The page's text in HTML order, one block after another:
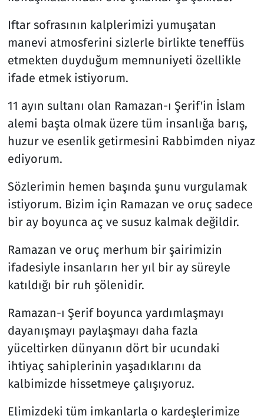
Iftar sofrasının kalplerimizi yumuşatan
manevi atmosferini sizlerle birlikte teneffüs
etmekten duyduğum memnuniyeti özellikle
ifade etmek istiyorum.
11 ayın sultanı olan Ramazan-ı Şerif'in İslam
alemi başta olmak üzere tüm insanlığa barış,
huzur ve esenlik getirmesini Rabbimden niyaz
ediyorum.
Sözlerimin hemen başında şunu vurgulamak
istiyorum. Bizim için Ramazan ve oruç sadece
bir ay boyunca aç ve susuz kalmak değildir.
Ramazan ve oruç merhum bir şairimizin
ifadesiyle insanların her yıl bir ay süreyle
katıldığı bir ruh şölenidir.
Ramazan-ı Şerif boyunca yardımlaşmayı
dayanışmayı paylaşmayı daha fazla
yüceltirken dünyanın dört bir ucundaki
ihtiyaç sahiplerinin yaşadıklarını da
kalbimizde hissetmeye çalışıyoruz.
Elimizdeki tüm imkanlarla o kardeşlerimize